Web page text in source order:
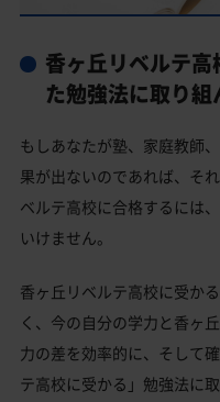
香ヶ丘リベルテ
必要
香ヶ丘リベルテ高
私立大学
香ヶ丘リベルテ高
香ヶ丘リベルテ高
堺市堺区の他の公
堺市堺区の他の私
香ヶ丘リベルテ
た勉強法に取り組
もしあなたが塾、家庭教師
果が出ないのであれば、そ
ベルテ高校に合格するには
いけません。
香ヶ丘リベルテ高校に受か
く、今の自分の学力と香ヶ
力の差を効率的に、そして
テ高校に受かる」勉強法に